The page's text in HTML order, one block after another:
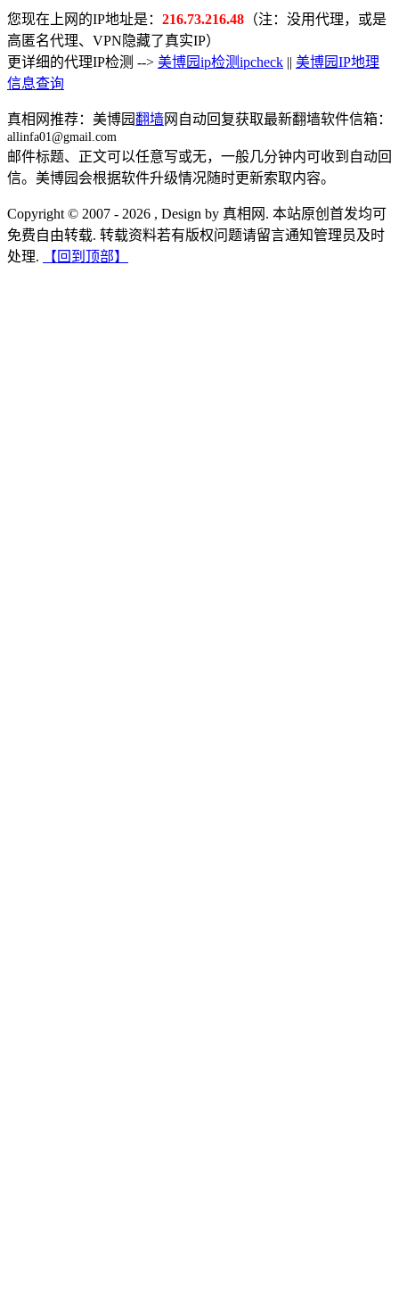
您现在上网的IP地址是： 216.73.216.48 （注：没用代理，或是
高匿名代理、VPN隐藏了真实IP）
更详细的代理IP检测 --> 美博园ip检测ipcheck || 美博园IP地理
信息查询
真相网推荐：美博园翻墙网自动回复获取最新翻墙软件信箱：
allinfa01@gmail.com
邮件标题、正文可以任意写或无，一般几分钟内可收到自动回
信。美博园会根据软件升级情况随时更新索取内容。
Copyright © 2007 - 2026 , Design by 真相网. 本站原创首发均可
免费自由转载. 转载资料若有版权问题请留言通知管理员及时
处理.
【回到顶部】